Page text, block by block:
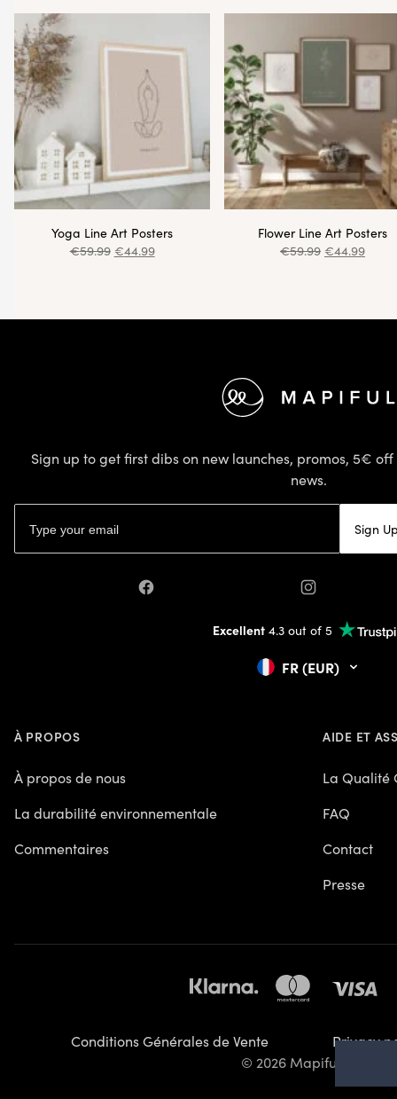
Yoga Line Art Posters
€59.99 €44.99
Flower Line Art Posters
€59.99 €44.99
Sign up to get first dibs on new launches, promos, 5€
news.
Sign
Facebook Instagram
Excellent4.3 out of 5
FR (EUR)
À PROPOS
À propos de nous
La durabilité environnementale
Commentaires
AIDE ET
La Qualité
FAQ
Contact
Presse
Conditions Générales de Vente
Privacy
© 2026 Mapiful AB